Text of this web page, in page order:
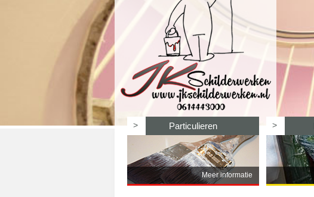
> Particulieren
Meer informatie
>